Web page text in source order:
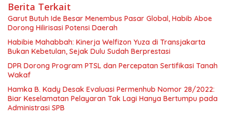
Berita Terkait
Garut Butuh Ide Besar Menembus Pasar Global, Habib Aboe
Dorong Hilirisasi Potensi Daerah
Habibie Mahabbah: Kinerja Welfizon Yuza di Transjakarta
Bukan Kebetulan, Sejak Dulu Sudah Berprestasi
DPR Dorong Program PTSL dan Percepatan Sertifikasi Tanah
Wakaf
Hamka B. Kady Desak Evaluasi Permenhub Nomor 28/2022:
Biar Keselamatan Pelayaran Tak Lagi Hanya Bertumpu pada
Administrasi SPB